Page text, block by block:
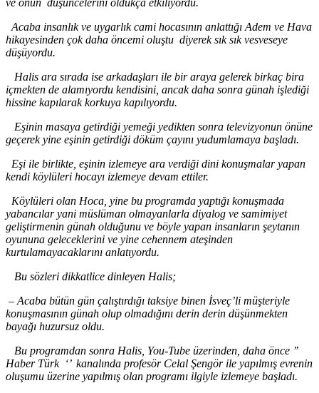
Acaba insanlık ve uygarlık cami hocasının anlattığı Adem ve Hava
hikayesinden çok daha öncemi oluştu diyerek sık sık vesveseye
düşüyordu.
Halis ara sırada ise arkadaşları ile bir araya gelerek birkaç bira
içmekten de alamıyordu kendisini, ancak daha sonra günah işlediği
hissine kapılarak korkuya kapılıyordu.
Eşinin masaya getirdiği yemeği yedikten sonra televizyonun önüne
geçerek yine eşinin getirdiği döküm çayını yudumlamaya başladı.
Eşi ile birlikte, eşinin izlemeye ara verdiği dini konuşmalar yapan
kendi köylüleri hocayı izlemeye devam ettiler.
Köylüleri olan Hoca, yine bu programda yaptığı konuşmada
yabancılar yani müslüman olmayanlarla diyalog ve samimiyet
geliştirmenin günah olduğunu ve böyle yapan insanların şeytanın
oyununa geleceklerini ve yine cehennem ateşinden
kurtulamayacaklarını anlatıyordu.
Bu sözleri dikkatlice dinleyen Halis;
– Acaba bütün gün çalıştırdığı taksiye binen İsveç’li müşteriyle
konuşmasının günah olup olmadığını derin derin düşünmekten
bayağı huzursuz oldu.
Bu programdan sonra Halis, You-Tube üzerinden, daha önce ’’
Haber Türk ‘’ kanalında profesör Celal Şengör ile yapılmış evrenin
oluşumu üzerine yapılmış olan programı ilgiyle izlemeye başladı.